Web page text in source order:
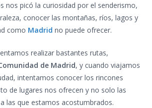
nos picó la curiosidad por el senderismo,
conocer las montañas, ríos, lagos y
como Madrid no puede ofrecer.
realizar bastantes rutas,
de Madrid, y cuando viajamos
intentamos conocer los rincones
de lugares nos ofrecen y no solo las
las que estamos acostumbrados.